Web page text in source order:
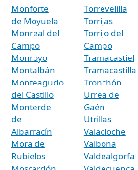
Monforte
de Moyuela
Monreal del
Campo
Monroyo
Montalbán
Monteagudo
del Castillo
Monterde
de
Albarracín
Mora de
Rubielos
Torrevelilla
Torrijas
Torrijo del
Campo
Tramacastiel
Tramacastilla
Tronchón
Urrea de
Gaén
Utrillas
Valacloche
Valbona
Valdealgorfa